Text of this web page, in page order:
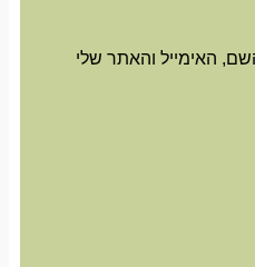
האימייל והאתר שלי